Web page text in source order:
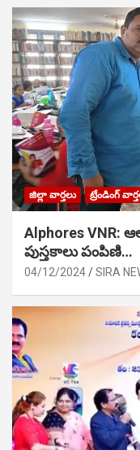
జిల్లా వార్తలు ట్రేండింగ్
Alphores VNR:
పుస్తకాలు పంపిణి…
04/12/2024 SIRA